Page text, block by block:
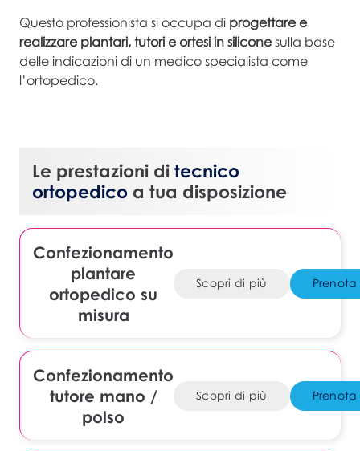
Questo professionista si occupa di progettare e
realizzare plantari, tutori e ortesi in siliconesulla base
delle indicazioni di un medico specialista come
l’ortopedico.
Le prestazioni di tecnico
ortopedico a tua disposizione
Confezionamento
plantare
ortopedico su
misura
Scopri di più
Confezionamento
tutore mano /
polso
Scopri di più